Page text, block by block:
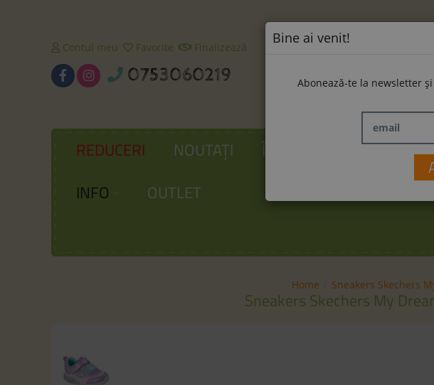
Contul meu Favorite Finalizează
0753060219
REDUCERI NOUTAȚI ÎNCĂLȚĂMINTE LA
INFO
OUTLET
Home Sneakers Skechers
Sneakers Skechers My
Bine ai venit!
Abonează-te la newsletter
email